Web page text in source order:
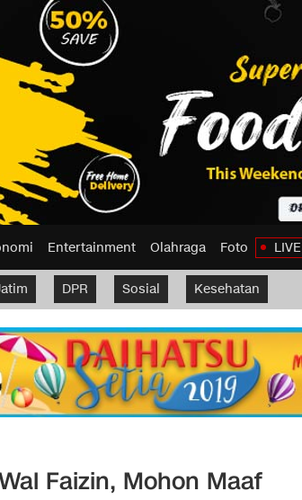
Entertainment Olahraga Foto LIVE
DPR Sosial Kesehatan
Faizin, Mohon Maaf